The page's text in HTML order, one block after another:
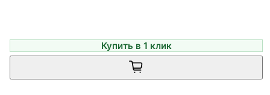
Купить в 1 клик